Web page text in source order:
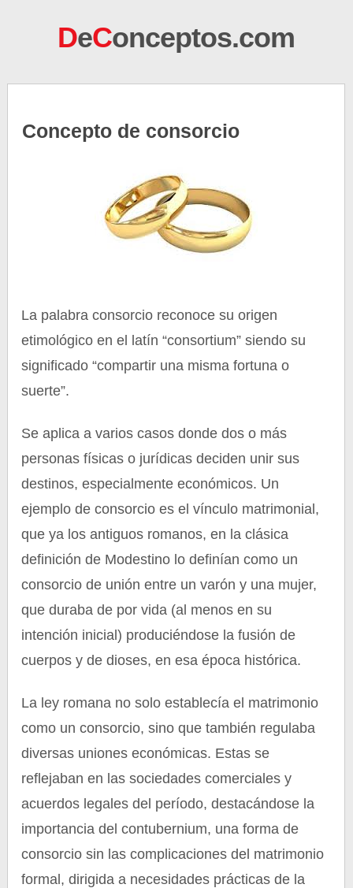
DeConceptos.com
Concepto de consorcio
La palabra consorcio reconoce su origen
etimológico en el latín “consortium” siendo su
significado “compartir una misma fortuna o
suerte”.
Se aplica a varios casos donde dos o más
personas físicas o jurídicas deciden unir sus
destinos, especialmente económicos. Un
ejemplo de consorcio es el vínculo matrimonial,
que ya los antiguos romanos, en la clásica
definición de Modestino lo definían como un
consorcio de unión entre un varón y una mujer,
que duraba de por vida (al menos en su
intención inicial) produciéndose la fusión de
cuerpos y de dioses, en esa época histórica.
La ley romana no solo establecía el matrimonio
como un consorcio, sino que también regulaba
diversas uniones económicas. Estas se
reflejaban en las sociedades comerciales y
acuerdos legales del período, destacándose la
importancia del contubernium, una forma de
consorcio sin las complicaciones del matrimonio
formal, dirigida a necesidades prácticas de la